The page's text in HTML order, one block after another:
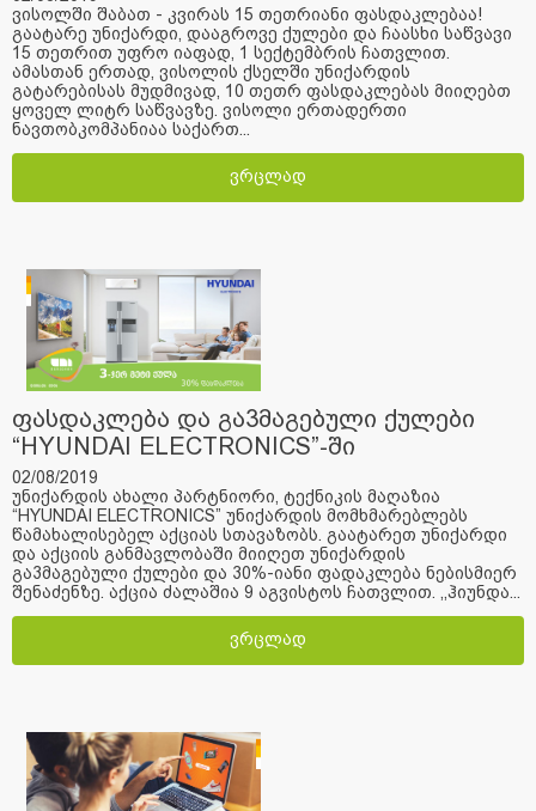
ვისოლში შაბათ - კვირას 15 თეთრიანი ფასდაკლებაა!
გაატარე უნიქარდი, დააგროვე ქულები და ჩაასხი საწვავი
15 თეთრით უფრო იაფად, 1 სექტემბრის ჩათვლით.
ამასთან ერთად, ვისოლის ქსელში უნიქარდის
გატარებისას მუდმივად, 10 თეთრ ფასდაკლებას მიიღებთ
ყოველ ლიტრ საწვავზე. ვისოლი ერთადერთი
ნავთობკომპანიაა საქართ...
ვრცლად
ფასდაკლება და გა3მაგებული ქულები
“HYUNDAI ELECTRONICS”-ში
02/08/2019
უნიქარდის ახალი პარტნიორი, ტექნიკის მაღაზია
“HYUNDAI ELECTRONICS” უნიქარდის მომხმარებლებს
წამახალისებელ აქციას სთავაზობს. გაატარეთ უნიქარდი
და აქციის განმავლობაში მიიღეთ უნიქარდის
გა3მაგებული ქულები და 30%-იანი ფადაკლება ნებისმიერ
შენაძენზე. აქცია ძალაშია 9 აგვისტოს ჩათვლით. ,,ჰიუნდა...
ვრცლად